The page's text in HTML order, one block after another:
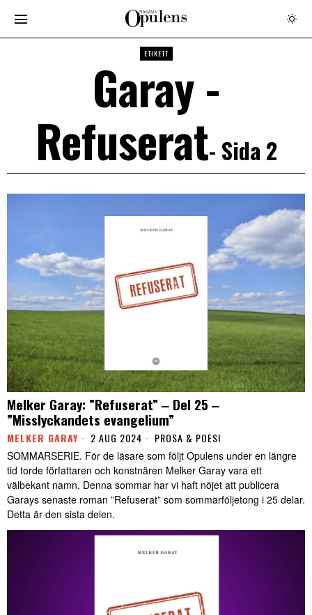
ETIKETT
Garay -
Refuserat- Sida 2
Melker Garay: ”Refuserat” ‒ Del 25 ‒
”Misslyckandets evangelium”
MELKER GARAY 2 AUG 2024 PROSA & POESI
SOMMARSERIE. För de läsare som följt Opulens under en längre
tid torde författaren och konstnären Melker Garay vara ett
välbekant namn. Denna sommar har vi haft nöjet att publicera
Garays senaste roman ”Refuserat” som sommarföljetong i 25 delar.
Detta är den sista delen.